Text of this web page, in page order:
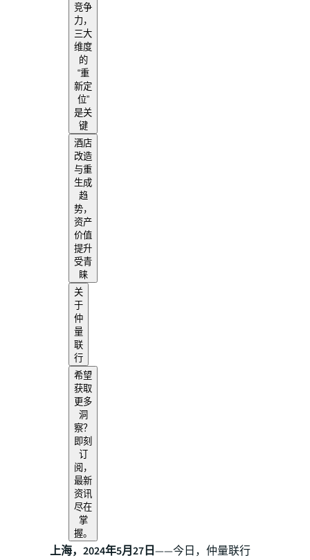
竞争
力，
三大
维度
的
“重
新定
位”
是关
键
酒店
改造
与重
生成
趋
势，
资产
价值
提升
受青
睐
关
于
仲
量
联
行
希望
获取
更多
洞
察？
即刻
订
阅，
最新
资讯
尽在
掌
握。
上海，2024年5月27日——今日，仲量联行